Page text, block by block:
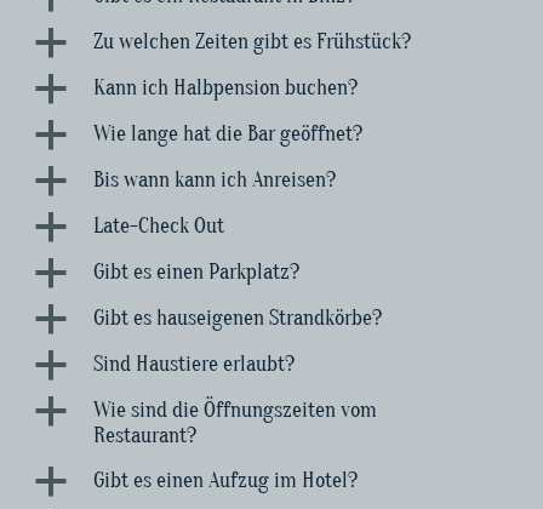
a Zu welchen Zeiten gibt es Frühstück?
a Kann ich Halbpension buchen?
a Wie lange hat die Bar geöffnet?
a Bis wann kann ich Anreisen?
a Late-Check Out
a Gibt es einen Parkplatz?
a Gibt es hauseigenen Strandkörbe?
a Sind Haustiere erlaubt?
a
Wie sind die Öffnungszeiten vom
Restaurant?
a Gibt es einen Aufzug im Hotel?